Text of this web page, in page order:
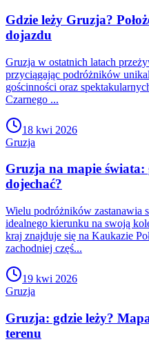
Gdzie leży Gruzja?
dojazdu
Gruzja w ostatnich latach
przyciągając podróżników
gościnności oraz
Czarnego ...
18 kwi 2026
Gruzja
Gruzja na mapie
dojechać?
Wielu podróżników zastanawia
idealnego kierunku na swoją
kraj znajduje się na Kaukazie
zachodniej częś...
19 kwi 2026
Gruzja
Gruzja: gdzie leży?
terenu